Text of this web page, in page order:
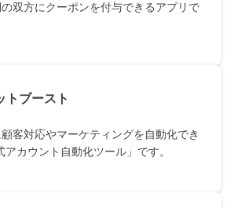
双方にクーポンを付与できるアプリで
トブースト
客対応やマーケティングを自動化でき
アカウント自動化ツール」です。